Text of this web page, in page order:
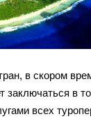
в скором
заключаться в
всех